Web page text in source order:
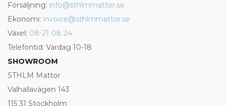
Försäljning: info@sthlmmattor.se
Ekonomi: invoice@sthlmmattor.se
Växel: 08-21 08 24
Telefontid: Vardag 10-18
SHOWROOM
STHLM Mattor
Valhallavägen 143
115 31 Stockholm